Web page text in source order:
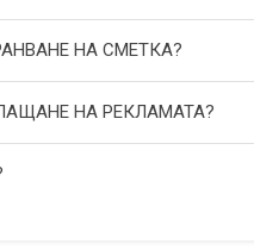
НА СМЕТКА?
НА РЕКЛАМАТА?